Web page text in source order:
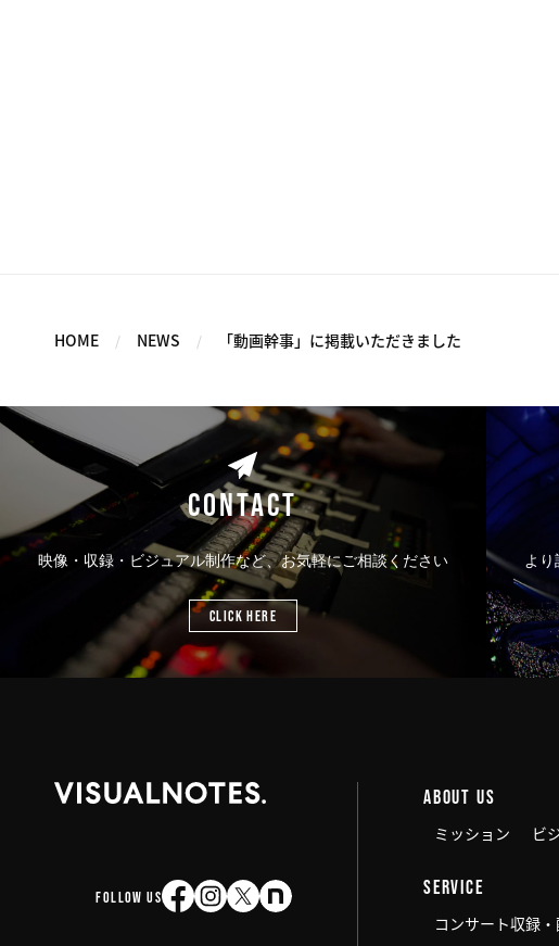
HOME NEWS 「動画幹事」に掲載いただきました
CONTACT
映像・収録・ビジュアル制作など、お気軽にご相談ください
CLICK HERE
よ
FOLLOW US
ABOUT US
ミッション ビ
SERVICE
コンサート収録